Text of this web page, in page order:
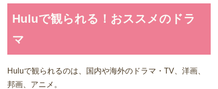
Huluで観られる！おススメのドラ
マ
Huluで観られるのは、国内や海外のドラマ・TV、洋画、
邦画、アニメ。